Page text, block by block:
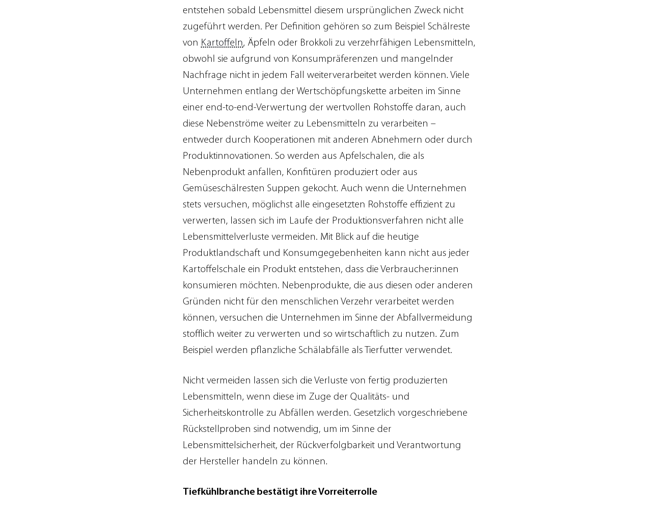
entstehen sobald Lebensmittel diesem ursprünglichen Zweck nicht
zugeführt werden. Per Definition gehören so zum Beispiel Schälreste
von Kartoffeln, Äpfeln oder Brokkoli zu verzehrfähigen Lebensmitteln,
obwohl sie aufgrund von Konsumpräferenzen und mangelnder
Nachfrage nicht in jedem Fall weiterverarbeitet werden können. Viele
Unternehmen entlang der Wertschöpfungskette arbeiten im Sinne
einer end-to-end-Verwertung der wertvollen Rohstoffe daran, auch
diese Nebenströme weiter zu Lebensmitteln zu verarbeiten –
entweder durch Kooperationen mit anderen Abnehmern oder durch
Produktinnovationen. So werden aus Apfelschalen, die als
Nebenprodukt anfallen, Konfitüren produziert oder aus
Gemüseschälresten Suppen gekocht. Auch wenn die Unternehmen
stets versuchen, möglichst alle eingesetzten Rohstoffe effizient zu
verwerten, lassen sich im Laufe der Produktionsverfahren nicht alle
Lebensmittelverluste vermeiden. Mit Blick auf die heutige
Produktlandschaft und Konsumgegebenheiten kann nicht aus jeder
Kartoffelschale ein Produkt entstehen, dass die Verbraucher:innen
konsumieren möchten. Nebenprodukte, die aus diesen oder anderen
Gründen nicht für den menschlichen Verzehr verarbeitet werden
können, versuchen die Unternehmen im Sinne der Abfallvermeidung
stofflich weiter zu verwerten und so wirtschaftlich zu nutzen. Zum
Beispiel werden pflanzliche Schälabfälle als Tierfutter verwendet.
Nicht vermeiden lassen sich die Verluste von fertig produzierten
Lebensmitteln, wenn diese im Zuge der Qualitäts- und
Sicherheitskontrolle zu Abfällen werden. Gesetzlich vorgeschriebene
Rückstellproben sind notwendig, um im Sinne der
Lebensmittelsicherheit, der Rückverfolgbarkeit und Verantwortung
der Hersteller handeln zu können.
Tiefkühlbranche bestätigt ihre Vorreiterrolle